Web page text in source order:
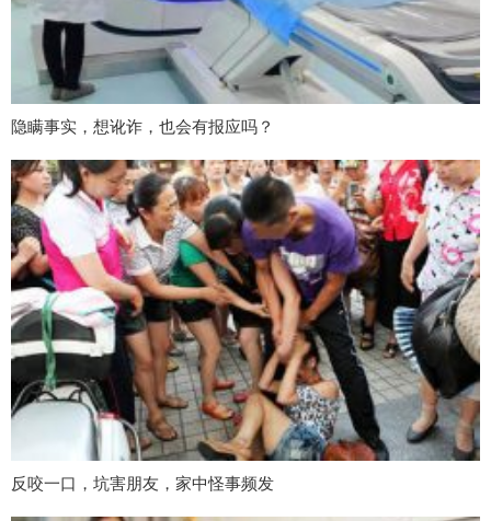
隐瞒事实，想讹诈，也会有报应吗？
反咬一口，坑害朋友，家中怪事频发